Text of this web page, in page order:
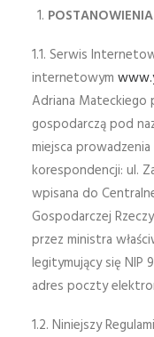
1.1. Serwis
internetowym
Adriana Mateckiego
gospodarczą pod
miejsca
korespondencji: ul.
wpisana do
Gospodarczej
przez ministra
legitymujący się NIP
adres poczty
1.2. Niniejszy